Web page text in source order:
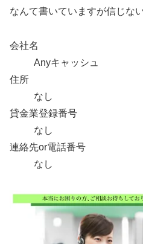
なんて書いていますが信じな
会社名
Anyキャッシュ
住所
なし
貸金業登録番号
なし
連絡先or電話番号
なし